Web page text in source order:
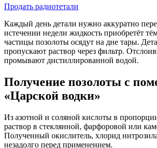
Продать радиотетали
Каждый день детали нужно аккуратно
истечении недели жидкость приобретёт
частицы позолоты осядут на дне тары.
пропускают раствор через фильтр.
промывают дистиллированной водой.
Получение позолоты с
«Царской водки»
Из азотной и соляной кислоты в
раствор в стеклянной, фарфоровой или
Полученный окислитель, хлорид
незадолго перед применением.